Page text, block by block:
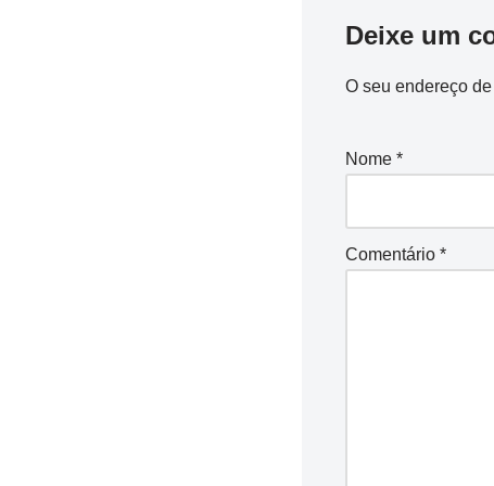
Deixe um
O seu endereço
Nome *
Comentário *